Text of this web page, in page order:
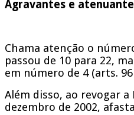
Agravantes e
Chama atenção o
passou de 10 para 22,
em número de 4 (arts. 96
Além disso, ao revogar a
dezembro de 2002,